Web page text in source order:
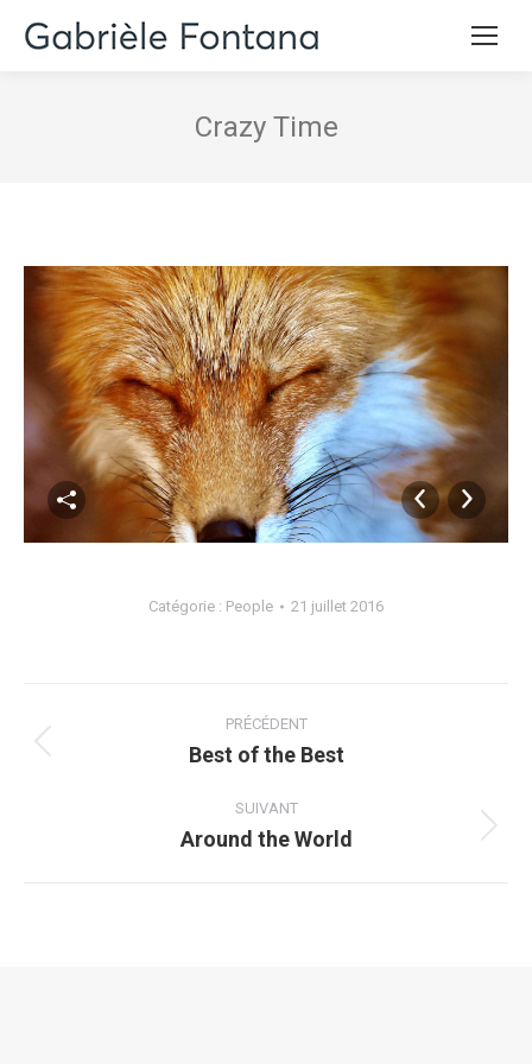
Crazy Time
Catégorie : People 21 juillet 2016
album
PRÉCÉDENT
Album
:
Best of the Best
SUIVANT
Album
Around the World